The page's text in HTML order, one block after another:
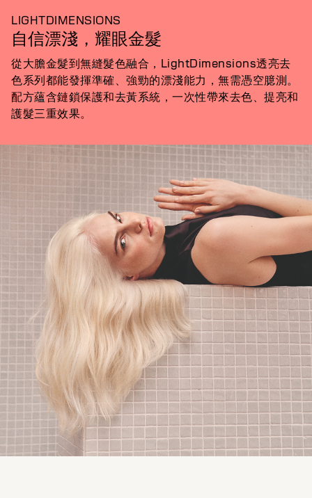
LIGHTDIMENSIONS
自信漂淺，耀眼金髮
從大膽金髮到無縫髮色融合，LightDimensions透亮去
色系列都能發揮準確、強勁的漂淺能力，無需憑空臆測。
配方蘊含鏈鎖保護和去黃系統，一次性帶來去色、提亮和
護髮三重效果。